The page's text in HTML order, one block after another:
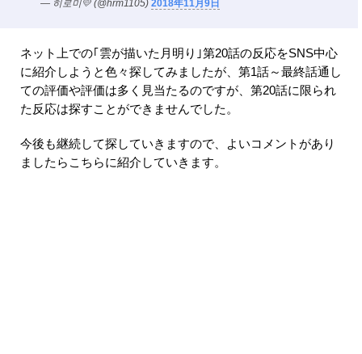
— 히로미💛 (@hrm1105) 2018年11月9日
ネット上での｢雲が描いた月明り｣第20話の反応をSNS中心
に紹介しようと色々探してみましたが、第1話～最終話通し
ての評価や評価は多く見当たるのですが、第20話に限られ
た反応は探すことができませんでした。
今後も継続して探していきますので、よいコメントがあり
ましたらこちらに紹介していきます。